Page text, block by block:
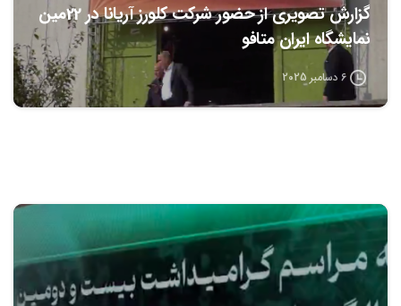
گزارش تصویری از حضور شرکت کلورز آریانا در 22مین
نمایشگاه ایران متافو
6 دسامبر 2025